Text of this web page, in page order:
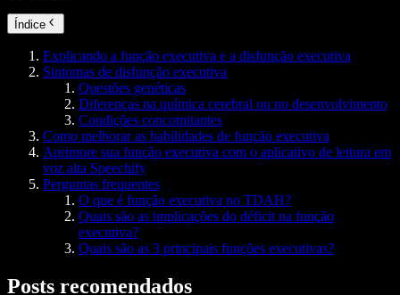
Índice
Explicando a função executiva e a disfunção executiva
Sintomas de disfunção executiva
Questões genéticas
Diferenças na química cerebral ou no desenvolvimento
Condições concomitantes
Como melhorar as habilidades de função executiva
Aprimore sua função executiva com o aplicativo de leitura em
voz alta Speechify
Perguntas frequentes
O que é função executiva no TDAH?
Quais são as implicações do déficit na função
executiva?
Quais são as 3 principais funções executivas?
Posts recomendados